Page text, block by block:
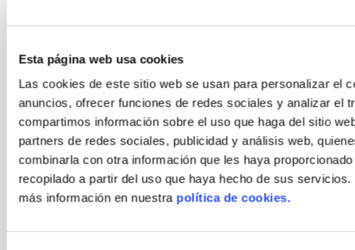
Esta página web usa cookies
Las cookies de este sitio web se usan para personalizar el
anuncios, ofrecer funciones de redes sociales y analizar el
compartimos información sobre el uso que haga del sitio
partners de redes sociales, publicidad y análisis web,
combinarla con otra información que les haya
recopilado a partir del uso que haya hecho de sus servicios.
más información en nuestra política de cookies.
Guarda mi nombre, correo electrónico y web
en este navegador para la próxima vez que
comente.
ENVIAR COMENTARIOS